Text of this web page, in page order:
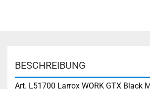
BESCHREIBUNG
Art. L51700 Larrox WORK GTX Black